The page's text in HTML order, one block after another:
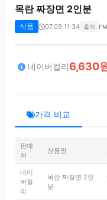
목란 짜장면 2인분
식품 07.09 11:34 출처
네이버컬리6,630원
가격 비교
판매
처
상품명
네이
버컬
리
목란 짜장면 2인
분